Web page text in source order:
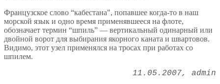
Французское слово “кабестана", попавшее когда-то в наш
морской язык и одно время применявшееся на флоте,
обозначает термин “шпиль” — вертикальный одинарный или
двойной ворот для выбирания якорного каната и швартовов.
Видимо, этот узел применялся на тросах при работах со
шпилем.
11.05.2007 admin